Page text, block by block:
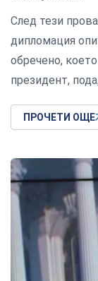
След тези
дипломация
обречено,
президент,
ПРОЧЕТИ ОЩЕ